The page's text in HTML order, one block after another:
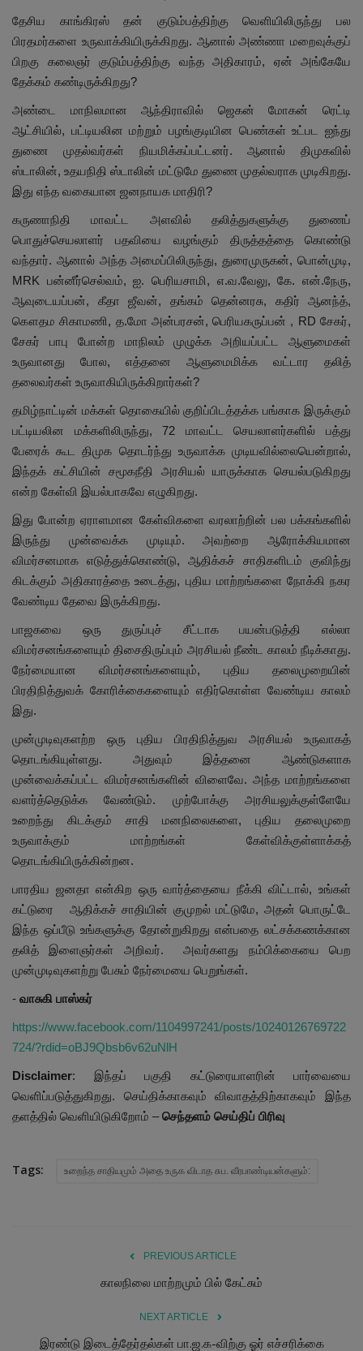
தேசிய காங்கிரஸ் தன் குடும்பத்திற்கு வெளியிலிருந்து பல
பிரதமர்களை உருவாக்கியிருக்கிறது. ஆனால் அண்ணா மறைவுக்குப்
பிறகு கலைஞர் குடும்பத்திற்கு வந்த அதிகாரம், ஏன் அங்கேயே
தேக்கம் கண்டிருக்கிறது?
அண்டை மாநிலமான ஆந்திராவில் ஜெகன் மோகன் ரெட்டி
ஆட்சியில், பட்டியலின மற்றும் பழங்குடியின பெண்கள் உட்பட ஐந்து
துணை முதல்வர்கள் நியமிக்கப்பட்டனர். ஆனால் திமுகவில்
ஸ்டாலின், உதயநிதி ஸ்டாலின் மட்டுமே துணை முதல்வராக முடிகிறது.
இது எந்த வகையான ஜனநாயக மாதிரி?
கருணாநிதி மாவட்ட அளவில் தலித்துகளுக்கு துணைப்
பொதுச்செயலாளர் பதவியை வழங்கும் திருத்தத்தை கொண்டு
வந்தார். ஆனால் அந்த அமைப்பிலிருந்து, துரைமுருகன், பொன்முடி,
MRK பன்னீர்செல்வம், ஐ. பெரியசாமி, எ.வ.வேலு, கே. என்.நேரு,
ஆவுடையப்பன், கீதா ஜீவன், தங்கம் தென்னரசு, கதிர் ஆனந்த்,
கௌதம சிகாமணி, த.மோ அன்பரசன், பெரியகருப்பன் , RD சேகர்,
சேகர் பாபு போன்ற மாநிலம் முழுக்க அறியப்பட்ட ஆளுமைகள்
உருவானது போல, எத்தனை ஆளுமைமிக்க வட்டார தலித்
தலைவர்கள் உருவாகியிருக்கிறார்கள்?
தமிழ்நாட்டின் மக்கள் தொகையில் குறிப்பிடத்தக்க பங்காக இருக்கும்
பட்டியலின மக்களிலிருந்து, 72 மாவட்ட செயலாளர்களில் பத்து
பேரைக் கூட திமுக தொடர்ந்து உருவாக்க முடியவில்லையென்றால்,
இந்தக் கட்சியின் சமூகநீதி அரசியல் யாருக்காக செயல்படுகிறது
என்ற கேள்வி இயல்பாகவே எழுகிறது.
இது போன்ற ஏராளமான கேள்விகளை வரலாற்றின் பல பக்கங்களில்
இருந்து முன்வைக்க முடியும். அவற்றை ஆரோக்கியமான
விமர்சனமாக எடுத்துக்கொண்டு, ஆதிக்கச் சாதிகளிடம் குவிந்து
கிடக்கும் அதிகாரத்தை உடைத்து, புதிய மாற்றங்களை நோக்கி நகர
வேண்டிய தேவை இருக்கிறது.
பாஜகவை ஒரு துருப்புச் சீட்டாக பயன்படுத்தி எல்லா
விமர்சனங்களையும் திசைதிருப்பும் அரசியல் நீண்ட காலம் நீடிக்காது.
நேர்மையான விமர்சனங்களையும், புதிய தலைமுறையின்
பிரதிநித்துவக் கோரிக்கைகளையும் எதிர்கொள்ள வேண்டிய காலம்
இது.
முன்முடிவுகளற்ற ஒரு புதிய பிரதிநித்துவ அரசியல் உருவாகத்
தொடங்கியுள்ளது. அதுவும் இத்தனை ஆண்டுகளாக
முன்வைக்கப்பட்ட விமர்சனங்களின் விளைவே. அந்த மாற்றங்களை
வளர்த்தெடுக்க வேண்டும். முற்போக்கு அரசியலுக்குள்ளேயே
உறைந்து கிடக்கும் சாதி மனநிலைகளை, புதிய தலைமுறை
உருவாக்கும் மாற்றங்கள் கேள்விக்குள்ளாக்கத்
தொடங்கியிருக்கின்றன.
பாரதிய ஜனதா என்கிற ஒரு வார்த்தையை நீக்கி விட்டால், உங்கள்
கட்டுரை ஆதிக்கச் சாதியின் குமுறல் மட்டுமே, அதன் பொருட்டே
இந்த ஒப்பீடு உங்களுக்கு தோன்றுகிறது என்பதை லட்சக்கணக்கான
தலித் இளைஞர்கள் அறிவர். அவர்களது நம்பிக்கையை பெற
முன்முடிவுகளற்று பேசும் நேர்மையை பெறுங்கள்.
- வாசுகி பாஸ்கர்
https://www.facebook.com/1104997241/posts/10240126769722
724/?rdid=oBJ9Qbsb6v62uNlH
Disclaimer: இந்தப் பகுதி கட்டுரையாளரின் பார்வையை
வெளிப்படுத்துகிறது. செய்திக்காகவும் விவாதத்திற்காகவும் இந்த
தளத்தில் வெளியிடுகிறோம் –செந்தளம் செய்திப் பிரிவு
Tags: உறைந்த சாதியமும் அதை உருக விடாத சுப. வீரபாண்டியன்களும்:
PREVIOUS ARTICLE
காலநிலை மாற்றமும் பில் கேட்சும்
NEXT ARTICLE
இரண்டு இடைத்தேர்தல்கள் பா.ஜ.க-விற்கு ஓர் எச்சரிக்கை